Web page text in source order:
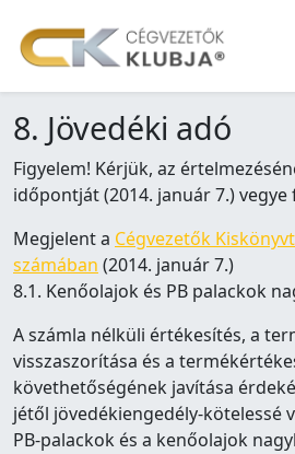
8. Jövedéki adó
Figyelem! Kérjük, az
időpontját (2014. január 7.) vegye
Megjelent a Cégvezetők
számában (2014. január 7.)
8.1. Kenőolajok és PB palackok
A számla nélküli értékesítés, a
visszaszorítása és a
követhetőségének javítása
jétől jövedékiengedély-kötelessé
PB-palackok és a kenőolajok